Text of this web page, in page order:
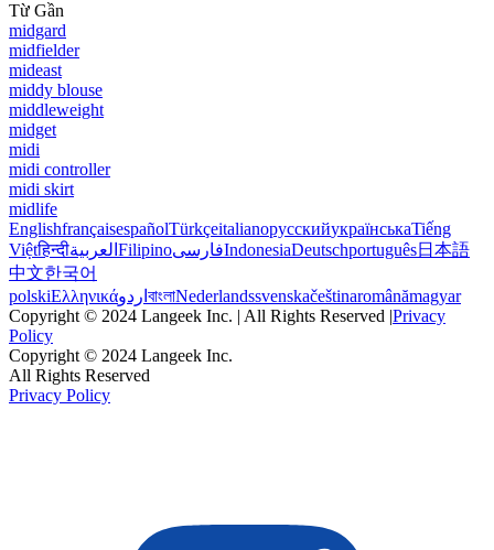
Từ Gần
midgard
midfielder
mideast
middy blouse
middleweight
midget
midi
midi controller
midi skirt
midlife
EnglishfrançaisespañolTürkçeitalianoрусскийукраїнськаTiếng
Việtहिन्दीالعربية FilipinoفارسیIndonesiaDeutschportuguês日本語
中文한국어
polskiΕλληνικάاردو বাংলাNederlandssvenskačeštinaromânămagyar
Copyright © 2024 Langeek Inc. | All Rights Reserved |Privacy
Policy
Copyright © 2024 Langeek Inc.
All Rights Reserved
Privacy Policy